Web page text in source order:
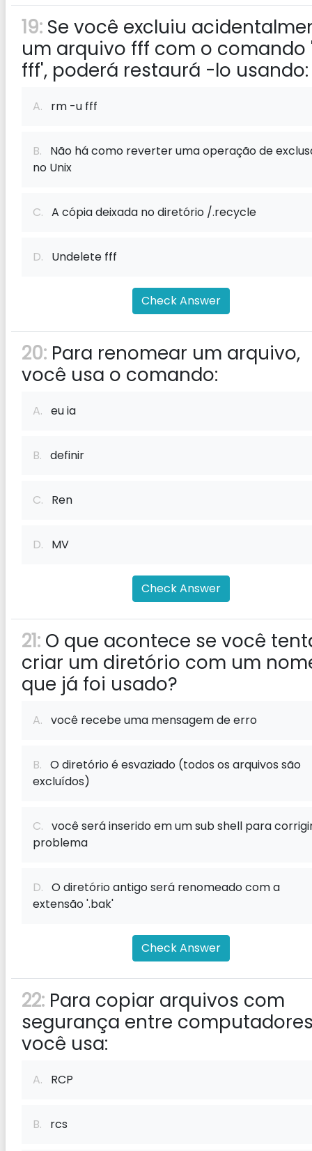
19: Se você excluiu
um arquivo fff com o comando
fff', poderá restaurá -lo usando:
A. rm -u fff
B. Não há como reverter uma operação de
no Unix
C. A cópia deixada no diretório /.recycle
D. Undelete fff
Check Answer
20: Para renomear um arquivo,
você usa o comando:
A. eu ia
B. definir
C. Ren
D. MV
Check Answer
21: O que acontece se você
criar um diretório com um
que já foi usado?
A. você recebe uma mensagem de erro
B. O diretório é esvaziado (todos os arquivos são
excluídos)
C. você será inserido em um sub shell para
problema
D. O diretório antigo será renomeado com a
extensão '.bak'
Check Answer
22: Para copiar arquivos com
segurança entre
você usa:
A. RCP
B. rcs